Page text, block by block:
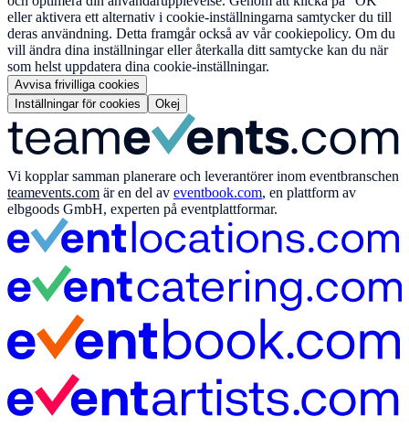
eller aktivera ett alternativ i cookie-inställningarna samtycker du till
deras användning. Detta framgår också av vår cookiepolicy. Om du
vill ändra dina inställningar eller återkalla ditt samtycke kan du när
som helst uppdatera dina cookie-inställningar.
Avvisa frivilliga cookies
Inställningar för cookies
Okej
Vi kopplar samman planerare och leverantörer inom eventbranschen
teamevents.com är en del av eventbook.com, en plattform av
elbgoods GmbH, experten på eventplattformar.